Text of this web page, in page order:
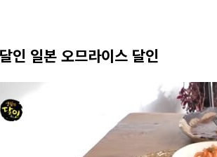
인 일본 오므라이스 달인